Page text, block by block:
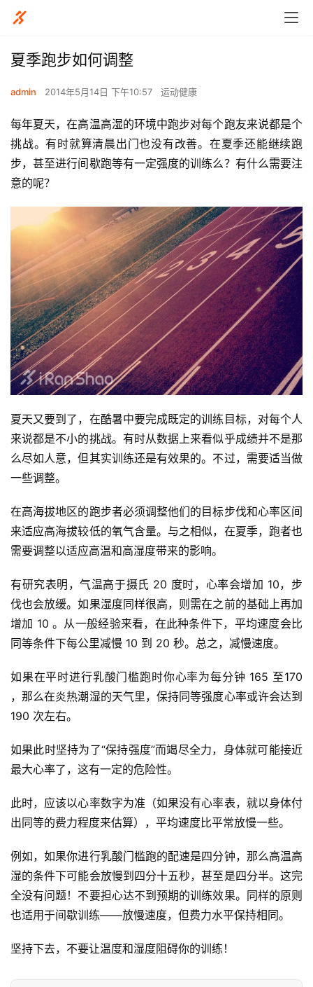
比
赛
观
夏季跑步如何调整
admin 2014年5月14日 下午10:57 运动健康
每年夏天，在高温高湿的环境中跑步对每个跑友来说都是个
挑战。有时就算清晨出门也没有改善。在夏季还能继续跑
步，甚至进行间歇跑等有一定强度的训练么？有什么需要注
意的呢？
夏天又要到了，在酷暑中要完成既定的训练目标，对每个人
来说都是不小的挑战。有时从数据上来看似乎成绩并不是那
么尽如人意，但其实训练还是有效果的。不过，需要适当做
一些调整。
在高海拔地区的跑步者必须调整他们的目标步伐和心率区间
来适应高海拔较低的氧气含量。与之相似，在夏季，跑者也
需要调整以适应高温和高湿度带来的影响。
有研究表明，气温高于摄氏 20 度时，心率会增加 10，步
伐也会放缓。如果湿度同样很高，则需在之前的基础上再加
增加 10 。从一般经验来看，在此种条件下，平均速度会比
同等条件下每公里减慢 10 到 20 秒。总之，减慢速度。
如果在平时进行乳酸门槛跑时你心率为每分钟 165 至170
，那么在炎热潮湿的天气里，保持同等强度心率或许会达到
190 次左右。
如果此时坚持为了“保持强度”而竭尽全力，身体就可能接近
最大心率了，这有一定的危险性。
此时，应该以心率数字为准（如果没有心率表，就以身体付
出同等的费力程度来估算），平均速度比平常放慢一些。
例如，如果你进行乳酸门槛跑的配速是四分钟，那么高温高
湿的条件下可能会放慢到四分十五秒，甚至是四分半。这完
全没有问题！不要担心达不到预期的训练效果。同样的原则
也适用于间歇训练——放慢速度，但费力水平保持相同。
坚持下去，不要让温度和湿度阻碍你的训练！